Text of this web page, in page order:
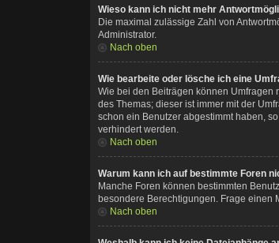
Wieso kann ich nicht mehr
Die maximal zulässige Zahl von
Administrator.
Nach oben
Wie bearbeite oder lösche ich eine
Wie bei den Beiträgen können Umfragen
des Themas; dieser ist immer mit der
schon ein Benutzer abgestimmt haben,
verhindert werden.
Nach oben
Warum kann ich auf bestimmte Foren
Manche Foren können bestimmten
besondere Berechtigungen. Frage einen
Nach oben